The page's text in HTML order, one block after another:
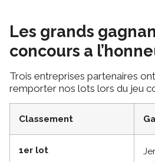
Les grands
concours a
Trois entreprises partenaires
remporter nos lots lors du jeu
Classement
1er lot